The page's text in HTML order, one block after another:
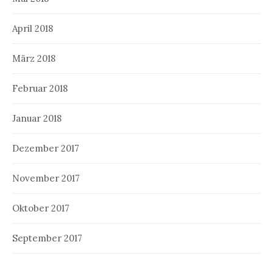
April 2018
März 2018
Februar 2018
Januar 2018
Dezember 2017
November 2017
Oktober 2017
September 2017